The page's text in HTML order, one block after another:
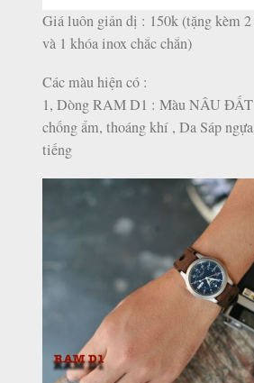
Giá luôn giản dị : 150k (tặng kèm
và 1 khóa inox chắc chắn)
Các màu hiện có :
1, Dòng RAM D1 : Màu NÂU
chống ẩm, thoáng khí , Da Sáp
tiếng